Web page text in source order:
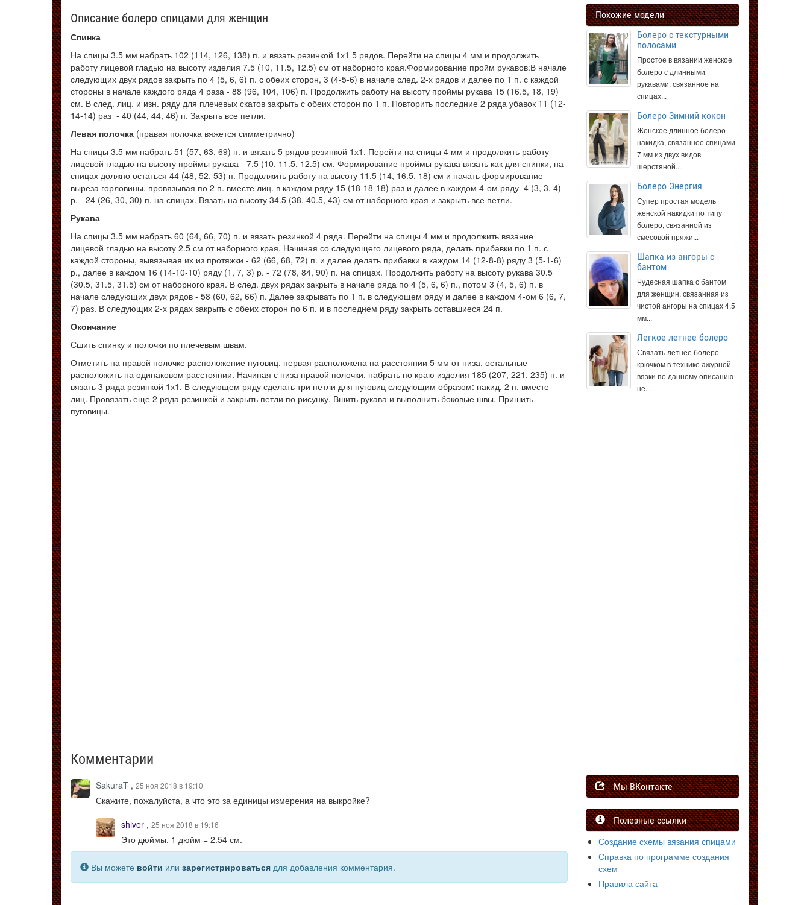
Описание болеро спицами для женщин
Спинка
На спицы 3.5 мм набрать 102 (114, 126, 138) п. и вязать резинкой 1х1 5 рядов. Перейти на спицы 4 мм и продолжить
работу лицевой гладью на высоту изделия 7.5 (10, 11.5, 12.5) см от наборного края.Формирование пройм рукавов:В начале
следующих двух рядов закрыть по 4 (5, 6, 6) п. с обеих сторон, 3 (4-5-6) в начале след. 2-х рядов и далее по 1 п. с каждой
стороны в начале каждого ряда 4 раза - 88 (96, 104, 106) п. Продолжить работу на высоту проймы рукава 15 (16.5, 18, 19)
см. В след. лиц. и изн. ряду для плечевых скатов закрыть с обеих сторон по 1 п. Повторить последние 2 ряда убавок 11 (12-
14-14) раз - 40 (44, 44, 46) п. Закрыть все петли.
Левая полочка (правая полочка вяжется симметрично)
На спицы 3.5 мм набрать 51 (57, 63, 69) п. и вязать 5 рядов резинкой 1х1. Перейти на спицы 4 мм и продолжить работу
лицевой гладью на высоту проймы рукава - 7.5 (10, 11.5, 12.5) см. Формирование проймы рукава вязать как для спинки, на
спицах должно остаться 44 (48, 52, 53) п. Продолжить работу на высоту 11.5 (14, 16.5, 18) см и начать формирование
выреза горловины, провязывая по 2 п. вместе лиц. в каждом ряду 15 (18-18-18) раз и далее в каждом 4-ом ряду 4 (3, 3, 4)
р. - 24 (26, 30, 30) п. на спицах. Вязать на высоту 34.5 (38, 40.5, 43) см от наборного края и закрыть все петли.
Рукава
На спицы 3.5 мм набрать 60 (64, 66, 70) п. и вязать резинкой 4 ряда. Перейти на спицы 4 мм и продолжить вязание
лицевой гладью на высоту 2.5 см от наборного края. Начиная со следующего лицевого ряда, делать прибавки по 1 п. с
каждой стороны, вывязывая их из протяжки - 62 (66, 68, 72) п. и далее делать прибавки в каждом 14 (12-8-8) ряду 3 (5-1-6)
р., далее в каждом 16 (14-10-10) ряду (1, 7, 3) р. - 72 (78, 84, 90) п. на спицах. Продолжить работу на высоту рукава 30.5
(30.5, 31.5, 31.5) см от наборного края. В след. двух рядах закрыть в начале ряда по 4 (5, 6, 6) п., потом 3 (4, 5, 6) п. в
начале следующих двух рядов - 58 (60, 62, 66) п. Далее закрывать по 1 п. в следующем ряду и далее в каждом 4-ом 6 (6, 7,
7) раз. В следующих 2-х рядах закрыть с обеих сторон по 6 п. и в последнем ряду закрыть оставшиеся 24 п.
Окончание
Сшить спинку и полочки по плечевым швам.
Отметить на правой полочке расположение пуговиц, первая расположена на расстоянии 5 мм от низа, остальные
расположить на одинаковом расстоянии. Начиная с низа правой полочки, набрать по краю изделия 185 (207, 221, 235) п. и
вязать 3 ряда резинкой 1х1. В следующем ряду сделать три петли для пуговиц следующим образом: накид, 2 п. вместе
лиц. Провязать еще 2 ряда резинкой и закрыть петли по рисунку. Вшить рукава и выполнить боковые швы. Пришить
пуговицы.
Комментарии
SakuraT , 25 ноя 2018 в 19:10
Скажите, пожалуйста, а что это за единицы измерения на выкройке?
shiver , 25 ноя 2018 в 19:16
Это дюймы, 1 дюйм = 2.54 см.
Вы можете войти или зарегистрироваться для добавления комментария.
Похожие модели
Болеро с текстурными
полосами
Простое в вязании женское
болеро с длинными
рукавами, связанное на
спицах...
Болеро Зимний кокон
Женское длинное болеро
накидка, связанное спицами
7 мм из двух видов
шерстяной...
Болеро Энергия
Супер простая модель
женской накидки по типу
болеро, связанной из
смесовой пряжи...
Шапка из ангоры с
бантом
Чудесная шапка с бантом
для женщин, связанная из
чистой ангоры на спицах 4.5
мм...
Легкое летнее болеро
Связать летнее болеро
крючком в технике ажурной
вязки по данному описанию
не...
Мы ВКонтакте
Полезные ссылки
Создание схемы вязания спицами
Справка по программе создания
схем
Правила сайта